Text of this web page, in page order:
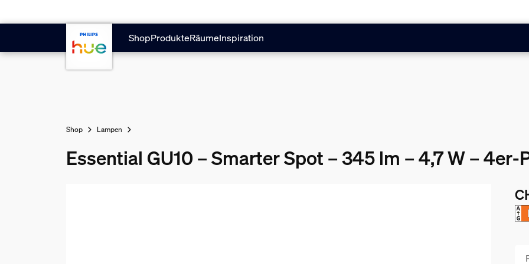
ShopProdukteRäumeInspiration
Shop Lampen
Essential GU10 – Smarter Spot – 345 lm – 4,7 W – 4er-